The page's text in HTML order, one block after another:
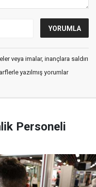
veya imalar, inançlara saldırı
yazılmış yorumlar
Personeli